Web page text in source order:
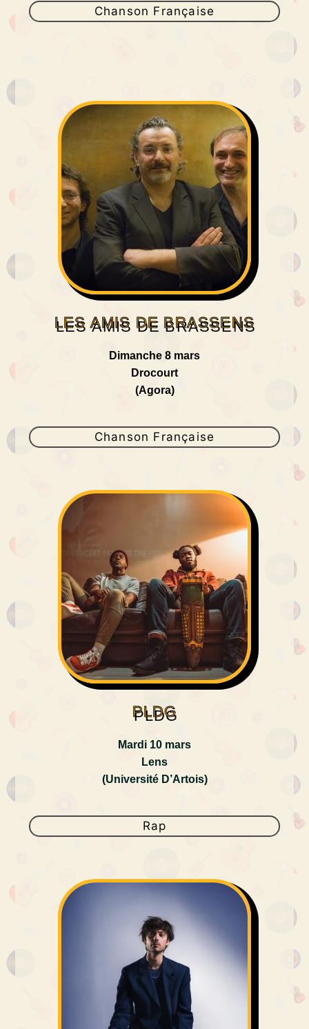
Chanson Française
LES AMIS DE BRASSENS
Dimanche 8 mars
Drocourt
(Agora)
Chanson Française
PLDG
Mardi 10 mars
Lens
(Université D’Artois)
Rap